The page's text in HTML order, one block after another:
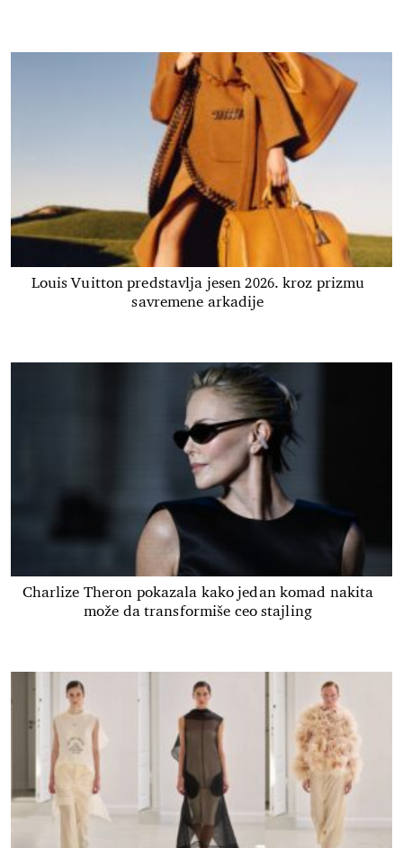
Louis Vuitton predstavlja jesen 2026. kroz prizmu
savremene arkadije
Charlize Theron pokazala kako jedan komad nakita
može da transformiše ceo stajling